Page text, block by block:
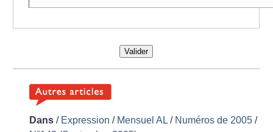
Valider
Dans / Expression / Mensuel AL / Numéros de 2005 /